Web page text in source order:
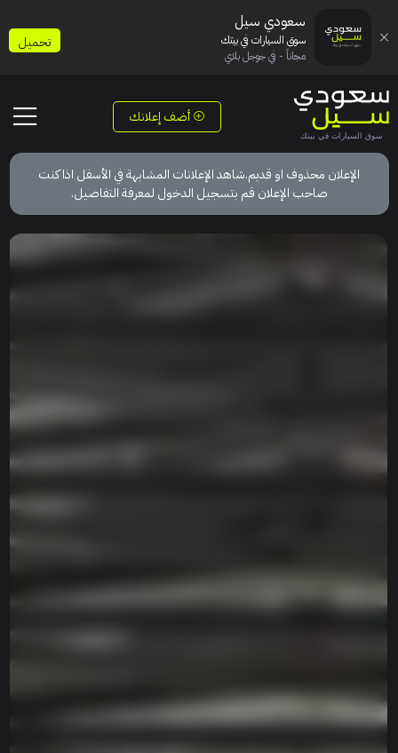
أضف إعلانك
الإعلان محذوف او قديم.شاهد الإعلانات المشابهة في الأسفل اذا كنت
صاحب الإعلان قم بتسجيل الدخول لمعرفة التفاصيل.
سعودي سيل
سوق السيارات في بيتك
مجاناً - في جوجل بلاي
تحميل